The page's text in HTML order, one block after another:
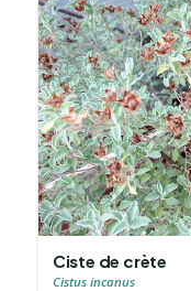
Ciste de crète
Cistus incanus